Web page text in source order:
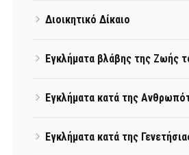
Διοικητικό Δίκαιο
Εγκλήματα βλάβης της Ζωής
Εγκλήματα κατά της
Εγκλήματα κατά της